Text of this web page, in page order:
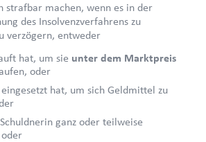
strafbar machen, wenn es in der
des Insolvenzverfahrens zu
verzögern, entweder
hat, um sie unter dem Marktpreis
oder
hat, um sich Geldmittel zu
ganz oder teilweise